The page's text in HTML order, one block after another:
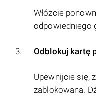
Włóżcie
odpowiedniego
Odblokuj kartę
Upewnijcie się,
zablokowana.